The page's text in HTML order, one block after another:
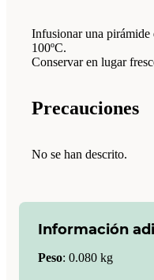
Infusionar una
100ºC.
Conservar en lugar
Precauciones
No se han descrito.
Información
Peso: 0.080 kg